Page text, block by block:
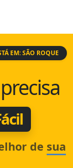
EM: SÃO ROQUE
de sua